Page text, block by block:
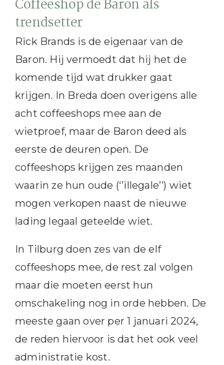
Coffeeshop de Baron als
trendsetter
Rick Brands is de eigenaar van de
Baron. Hij vermoedt dat hij het de
komende tijd wat drukker gaat
krijgen. In Breda doen overigens alle
acht coffeeshops mee aan de
wietproef, maar de Baron deed als
eerste de deuren open. De
coffeeshops krijgen zes maanden
waarin ze hun oude (‘’illegale’’) wiet
mogen verkopen naast de nieuwe
lading legaal geteelde wiet.
In Tilburg doen zes van de elf
coffeeshops mee, de rest zal volgen
maar die moeten eerst hun
omschakeling nog in orde hebben. De
meeste gaan over per 1 januari 2024,
de reden hiervoor is dat het ook veel
administratie kost.